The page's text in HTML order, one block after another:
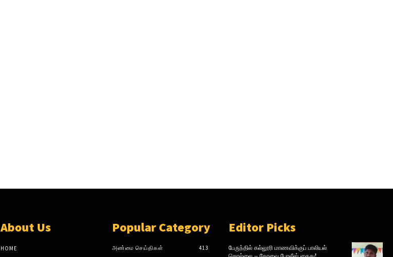
About Us
HOME
Popular Category
அண்மை செய்திகள்
413
Editor Picks
பேருந்தில் கல்லூரி மாணவிக்குப் பாலியல்